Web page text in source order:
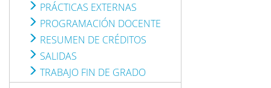
PRÁCTICAS EXTERNAS
PROGRAMACIÓN DOCENTE
RESUMEN DE CRÉDITOS
SALIDAS
TRABAJO FIN DE GRADO